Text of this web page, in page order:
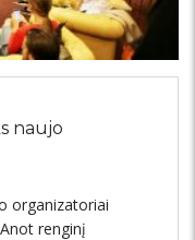
naujo
organizatoriai
renginį